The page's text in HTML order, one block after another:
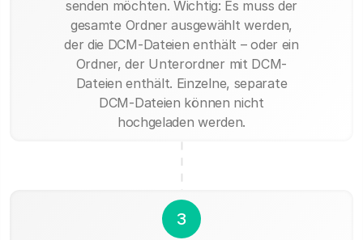
senden möchten. Wichtig: Es muss der
gesamte Ordner ausgewählt werden,
der die DCM-Dateien enthält – oder ein
Ordner, der Unterordner mit DCM-
Dateien enthält. Einzelne, separate
DCM-Dateien können nicht
hochgeladen werden.
3